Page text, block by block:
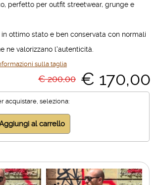
perfetto per outfit streetwear, grunge e
ottimo stato e ben conservata con normali
ne valorizzano l'autenticità.
sulla taglia
€ 200,00 € 170,00
acquistare, seleziona: